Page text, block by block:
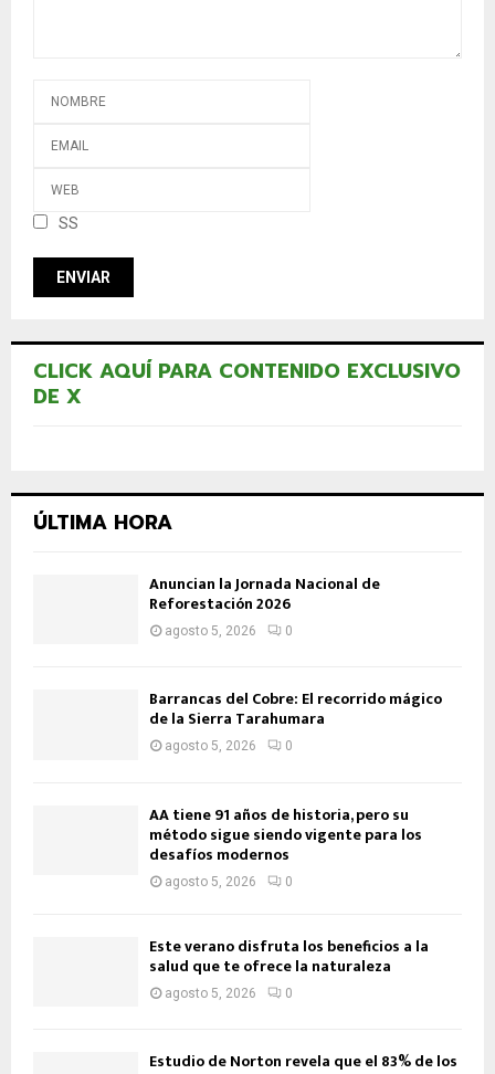
SS
CLICK AQUÍ PARA CONTENIDO EXCLUSIVO
DE X
ÚLTIMA HORA
Anuncian la Jornada Nacional de
Reforestación 2026
agosto 5, 2026 0
Barrancas del Cobre: El recorrido mágico
de la Sierra Tarahumara
agosto 5, 2026 0
AA tiene 91 años de historia, pero su
método sigue siendo vigente para los
desafíos modernos
agosto 5, 2026 0
Este verano disfruta los beneficios a la
salud que te ofrece la naturaleza
agosto 5, 2026 0
Estudio de Norton revela que el 83% de los